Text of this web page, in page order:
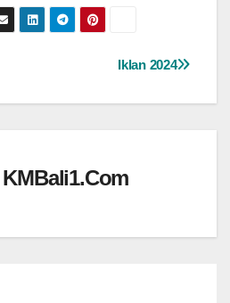
Iklan 2024
KMBali1.Com